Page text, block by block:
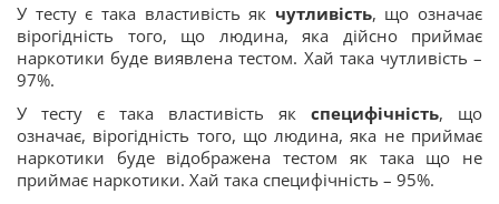
У тесту є така властивість як чутливість, що означає
вірогідність того, що людина, яка дійсно приймає
наркотики буде виявлена тестом. Хай така чутливість –
97%.
У тесту є така властивість як специфічність, що
означає, вірогідність того, що людина, яка не приймає
наркотики буде відображена тестом як така що не
приймає наркотики. Хай така специфічність – 95%.